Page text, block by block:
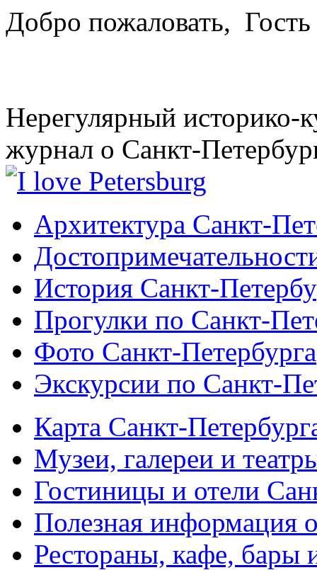
Добро пожаловать, Гость
Нерегулярный историко-
журнал о Санкт-
Архитектура Санкт-
История Санкт-
Прогулки по Санкт-
Фото Санкт-Петербурга
Экскурсии по Санкт-
Карта Санкт-
Музеи, галереи и
Гостиницы и отели
Полезная информация
Рестораны, кафе, бары